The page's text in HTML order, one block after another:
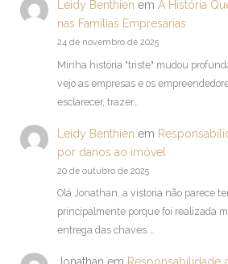
Leidy Benthien em A História
nas Famílias Empresárias
24 de novembro de 2025
Minha história "triste" mudou
vejo as empresas e os
esclarecer, trazer…
Leidy Benthien em
por danos ao imóvel
20 de outubro de 2025
Olá Jonathan, a vistoria não parece
principalmente porque foi realizada
entrega das chaves.…